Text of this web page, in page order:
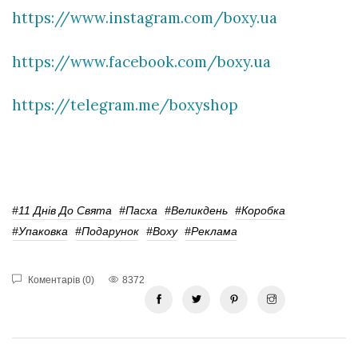
https://www.instagram.com/boxy.ua
https://www.facebook.com/boxy.ua
https://telegram.me/boxyshop
#11 Днів До Свята #Пасха #Великдень #Коробка
#упаковка
#подарунок #Boxy #реклама
Коментарів (0) 8372